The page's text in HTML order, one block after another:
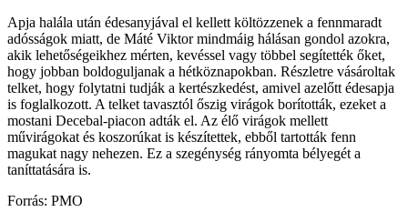
Apja halála után édesanyjával el kellett költözzenek a fennmaradt
adósságok miatt, de Máté Viktor mindmáig hálásan gondol azokra,
akik lehetőségeikhez mérten, kevéssel vagy többel segítették őket,
hogy jobban boldoguljanak a hétköznapokban. Részletre vásároltak
telket, hogy folytatni tudják a kertészkedést, amivel azelőtt édesapja
is foglalkozott. A telket tavasztól őszig virágok borították, ezeket a
mostani Decebal-piacon adták el. Az élő virágok mellett
művirágokat és koszorúkat is készítettek, ebből tartották fenn
magukat nagy nehezen. Ez a szegénység rányomta bélyegét a
taníttatására is.
Forrás: PMO